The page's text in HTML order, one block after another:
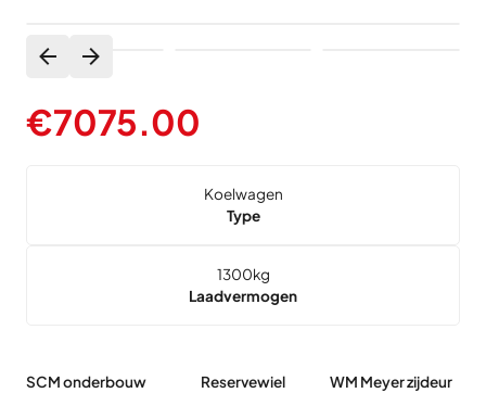
Contact
€7075.00
Koelwagen
Type
1300kg
Laadvermogen
SCM onderbouw
Reservewiel WM Meyer zijdeur